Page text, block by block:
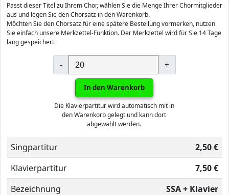
Passt dieser Titel zu Ihrem Chor, wählen Sie die Menge Ihrer Chormitglieder
aus und legen Sie den Chorsatz in den Warenkorb.
Möchten Sie den Chorsatz für eine spätere Bestellung vormerken, nutzen
Sie einfach unsere Merkzettel-Funktion. Der Merkzettel wird für Sie 14 Tage
lang gespeichert.
- +
In den Warenkorb
Die Klavierpartitur wird automatisch mit in
den Warenkorb gelegt und kann dort
abgewählt werden.
Singpartitur
2,50 €
Klavierpartitur
7,50 €
Bezeichnung
SSA + Klavier